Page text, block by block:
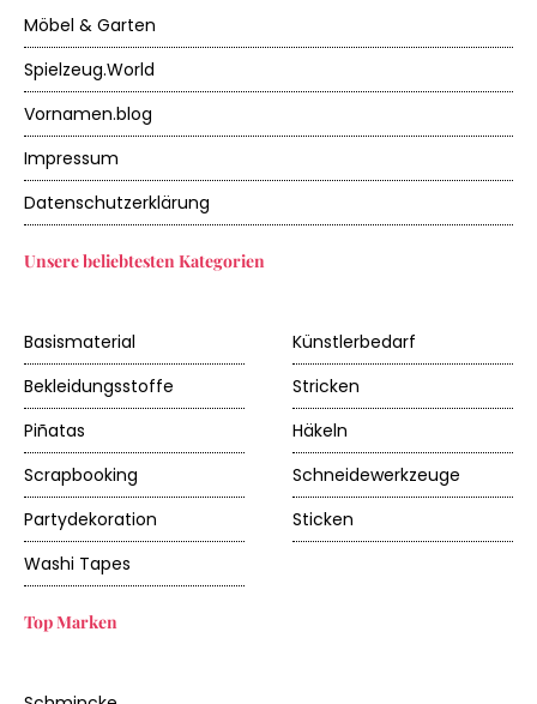
Jede Menge Material im Haus, aber keine Ideen?
Keine Scham nötig, wir kennen das und sind
vorbereitet! Schau doch einmal in unserem
Magazinvorbei - dort findest Du jede Menge
Inspirationen für Dein nächstes Projekt.
Möbel & Garten
Spielzeug.World
Vornamen.blog
Impressum
Datenschutzerklärung
Unsere beliebtesten Kategorien
Basismaterial
Künstlerbedarf
Bekleidungsstoffe
Stricken
Piñatas
Häkeln
Scrapbooking
Schneidewerkzeuge
Partydekoration
Sticken
Washi Tapes
Top Marken